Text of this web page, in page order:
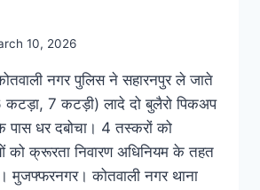
10, 2026
नगर पुलिस ने सहारनपुर ले जाते
7 कटड़ी) लादे दो बुलैरो पिकअप
धर दबोचा। 4 तस्करों को
को क्रूरता निवारण अधिनियम के तहत
मुजफ्फरनगर। कोतवाली नगर थाना